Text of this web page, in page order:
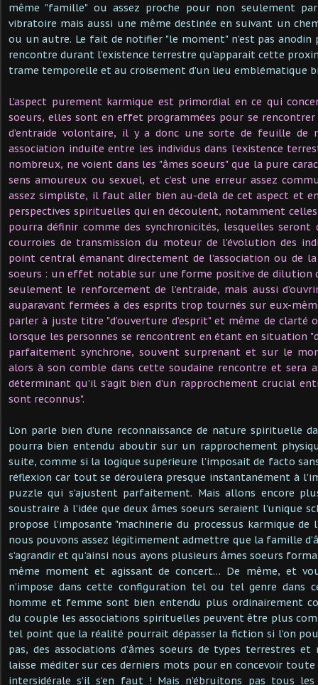
même "famille" ou assez proche pour non seulement
vibratoire mais aussi une même destinée en suivant un
ou un autre. Le fait de notifier "le moment" n’est pas anodin
rencontre durant l’existence terrestre qu’apparait cette
trame temporelle et au croisement d’un lieu emblématique
L’aspect purement karmique est primordial en ce qui
soeurs, elles sont en effet programmées pour se rencontrer
d’entraide volontaire, il y a donc une sorte de feuille
association induite entre les individus dans l’existence
nombreux, ne voient dans les "âmes soeurs" que la pure
sens amoureux ou sexuel, et c’est une erreur assez
assez simpliste, il faut aller bien au-delà de cet aspect et
perspectives spirituelles qui en découlent, notamment celles
pourra définir comme des synchronicités, lesquelles seront
courroies de transmission du moteur de l’évolution des
point central émanant directement de l’association ou de
soeurs : un effet notable sur une forme positive de dilution
seulement le renforcement de l’entraide, mais aussi
auparavant fermées à des esprits trop tournés sur eux-
parler à juste titre "d’ouverture d’esprit" et même de clarté
lorsque les personnes se rencontrent en étant en situation
parfaitement synchrone, souvent surprenant et sur le
alors à son comble dans cette soudaine rencontre et sera
déterminant qu’il s’agit bien d’un rapprochement crucial
sont reconnus".
L’on parle bien d’une reconnaissance de nature spirituelle
pourra bien entendu aboutir sur un rapprochement
suite, comme si la logique supérieure l’imposait de facto
réflexion car tout se déroulera presque instantanément à
puzzle qui s’ajustent parfaitement. Mais allons encore
soustraire à l’idée que deux âmes soeurs seraient l’unique
propose l’imposante "machinerie du processus karmique de
nous pouvons assez légitimement admettre que la famille
s’agrandir et qu’ainsi nous ayons plusieurs âmes soeurs
même moment et agissant de concert… De même, et
n’impose dans cette configuration tel ou tel genre dans
homme et femme sont bien entendu plus ordinairement
du couple les associations spirituelles peuvent être plus
tel point que la réalité pourrait dépasser la fiction si l’on
pas, des associations d’âmes soeurs de types terrestres
laisse méditer sur ces derniers mots pour en concevoir
intersidérale s’il s’en faut ! Mais n’ébruitons pas tous